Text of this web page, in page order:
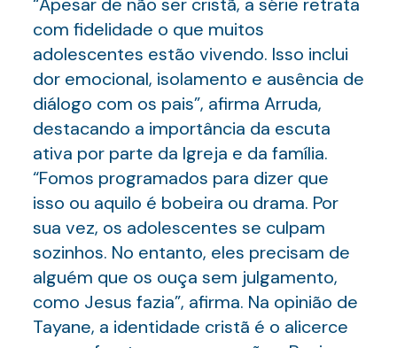
com fidelidade o que muitos
adolescentes estão vivendo. Isso inclui
dor emocional, isolamento e ausência de
diálogo com os pais”, afirma Arruda,
destacando a importância da escuta
ativa por parte da Igreja e da família.
“Fomos programados para dizer que
isso ou aquilo é bobeira ou drama. Por
sua vez, os adolescentes se culpam
sozinhos. No entanto, eles precisam de
alguém que os ouça sem julgamento,
como Jesus fazia”, afirma. Na opinião de
Tayane, a identidade cristã é o alicerce